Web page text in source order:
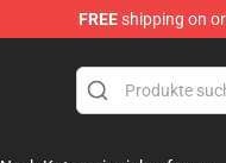
FREEshipping on